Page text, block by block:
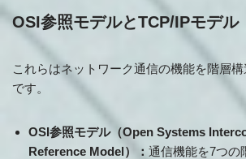
OSI参照モデルとTCP/IPモデル
これらはネットワーク通信の機能を階層
です。
OSI参照モデル（Open Systems
Reference Model）： 通信機能を7つの